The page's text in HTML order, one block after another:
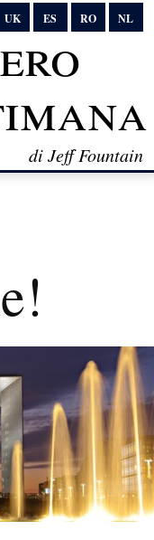
UK ES RO NL
di Jeff Fountain